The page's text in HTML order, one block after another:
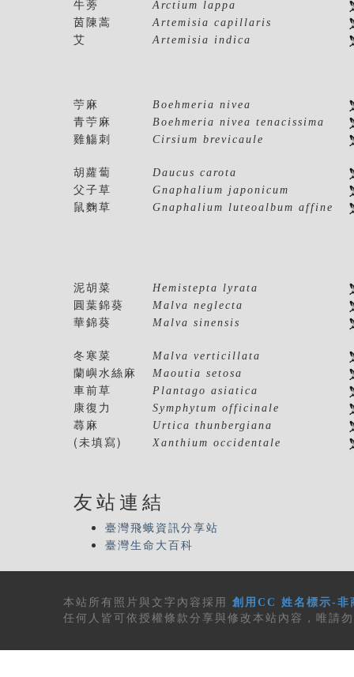
牛蒡
Arctium lappa
茵陳蒿
Artemisia capillaris
艾
Artemisia indica
苧麻
Boehmeria nivea
青苧麻
Boehmeria nivea tenacissima
雞觴刺
Cirsium brevicaule
胡蘿蔔
Daucus carota
父子草
Gnaphalium japonicum
鼠麴草
Gnaphalium luteoalbum affine
泥胡菜
Hemistepta lyrata
圓葉錦葵
Malva neglecta
華錦葵
Malva sinensis
冬寒菜
Malva verticillata
蘭嶼水絲麻
Maoutia setosa
車前草
Plantago asiatica
康復力
Symphytum officinale
蕁麻
Urtica thunbergiana
(未填寫) Xanthium occidentale
友站連結
臺灣飛蛾資訊分享站
臺灣生命大百科
本站所有 照片與文字內容 採用 創用CC 姓名標示-
任何人皆可依授權條款分享與修改本站內容，唯請